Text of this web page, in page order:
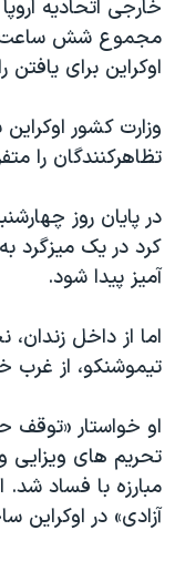
خارجی اتحادیه
مجموع شش ساعت
اوکراین برای
وزارت کشور
تظاهرکنندگان را
در پایان روز
کرد در یک میزگرد
آمیز پیدا شود.
اما از داخل زندان،
تیموشنکو، از
او خواستار «توقف
تحریم های ویزایی
مبارزه با فساد
آزادی» در اوکراین